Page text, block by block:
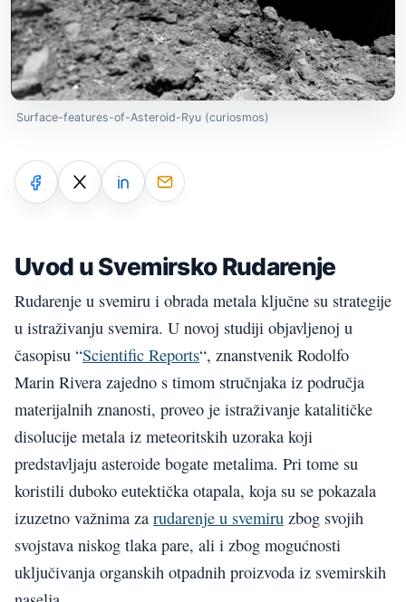
Surface-features-of-Asteroid-Ryu (curiosmos)
Uvod u Svemirsko Rudarenje
Rudarenje u svemiru i obrada metala ključne su strategije
u istraživanju svemira. U novoj studiji objavljenoj u
časopisu “Scientific Reports“, znanstvenik Rodolfo
Marin Rivera zajedno s timom stručnjaka iz područja
materijalnih znanosti, proveo je istraživanje katalitičke
disolucije metala iz meteoritskih uzoraka koji
predstavljaju asteroide bogate metalima. Pri tome su
koristili duboko eutektička otapala, koja su se pokazala
izuzetno važnima za rudarenje u svemiru zbog svojih
svojstava niskog tlaka pare, ali i zbog mogućnosti
uključivanja organskih otpadnih proizvoda iz svemirskih